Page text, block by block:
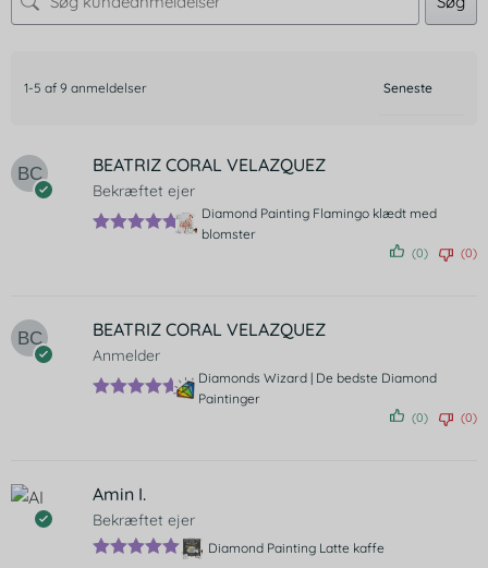
1-5 af 9 anmeldelser
BEATRIZ CORAL VELAZQUEZ
Bekræftet ejer
Diamond Painting Flamingo klædt med
blomster
(0) (0)
BEATRIZ CORAL VELAZQUEZ
Anmelder
Diamonds Wizard | De bedste Diamond
Paintinger
(0) (0)
Amin I.
Bekræftet ejer
Diamond Painting Latte kaffe